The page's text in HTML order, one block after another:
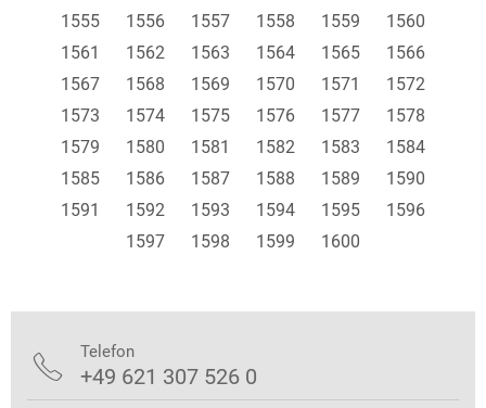
1555
1556 1557 1558 1559
1560
1561
1562 1563 1564 1565
1566
1567
1568 1569 1570 1571
1572
1573
1574 1575 1576 1577
1578
1579
1580 1581 1582 1583
1584
1585
1586 1587 1588 1589
1590
1591
1592 1593 1594 1595
1596
1597
1598 1599 1600
 Telefon
+49 621 307 526 0